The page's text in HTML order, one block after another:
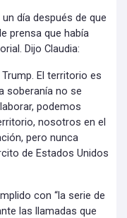
día después de que
prensa que había
Dijo Claudia:
El territorio es
soberanía no se
podemos
nosotros en el
pero nunca
de Estados Unidos
con “la serie de
las llamadas que